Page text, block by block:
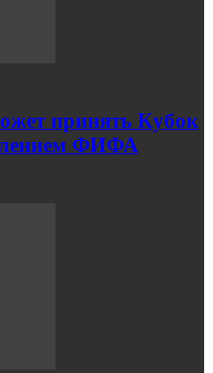
принять Кубок
ФИФА